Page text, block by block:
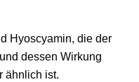
Hyoscyamin, die der
dessen Wirkung
ähnlich ist.